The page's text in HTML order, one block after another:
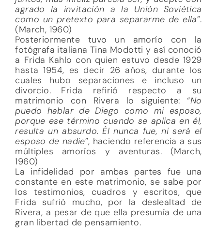
agrado la invitación a la Unión Soviética
como un pretexto para separarme de ella”.
(March, 1960)
Posteriormente tuvo un amorío con la
fotógrafa italiana Tina Modotti y así conoció
a Frida Kahlo con quien estuvo desde 1929
hasta 1954, es decir 26 años, durante los
cuales hubo separaciones e incluso un
divorcio. Frida refirió respecto a su
matrimonio con Rivera lo siguiente: “No
puedo hablar de Diego como mi esposo,
porque ese término cuando se aplica en él,
resulta un absurdo. Él nunca fue, ni será el
esposo de nadie”, haciendo referencia a sus
múltiples amoríos y aventuras. (March,
1960)
La infidelidad por ambas partes fue una
constante en este matrimonio, se sabe por
los testimonios, cuadros y escritos, que
Frida sufrió mucho, por la deslealtad de
Rivera, a pesar de que ella presumía de una
gran libertad de pensamiento.